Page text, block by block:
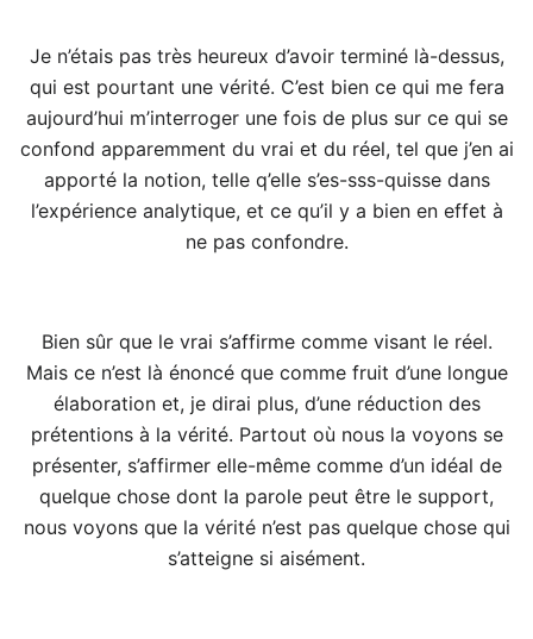
Je n’étais pas très heureux d’avoir terminé là-dessus,
qui est pourtant une vérité. C’est bien ce qui me fera
aujourd’hui m’interroger une fois de plus sur ce qui se
confond apparemment du vrai et du réel, tel que j’en ai
apporté la notion, telle q’elle s’es-sss-quisse dans
l’expérience analytique, et ce qu’il y a bien en effet à
ne pas confondre.
Bien sûr que le vrai s’affirme comme visant le réel.
Mais ce n’est là énoncé que comme fruit d’une longue
élaboration et, je dirai plus, d’une réduction des
prétentions à la vérité. Partout où nous la voyons se
présenter, s’affirmer elle-même comme d’un idéal de
quelque chose dont la parole peut être le support,
nous voyons que la vérité n’est pas quelque chose qui
s’atteigne si aisément.